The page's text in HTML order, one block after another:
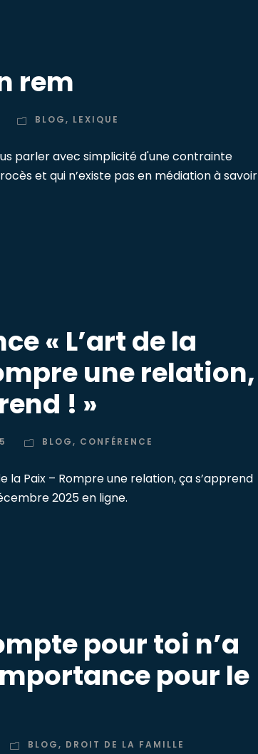
rem
BLOG, LEXIQUE
parler avec simplicité d'une contrainte
et qui n’existe pas en médiation à savoir
« L’art de la
une relation,
! »
BLOG, CONFÉRENCE
la Paix – Rompre une relation, ça s’apprend
2025 en ligne.
pour toi n’a
pour le
BLOG, DROIT DE LA FAMILLE